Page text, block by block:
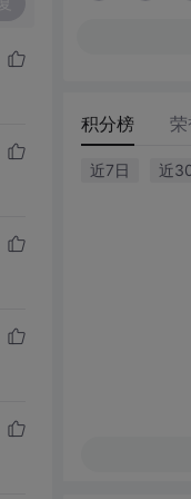
积分榜
近7日 近